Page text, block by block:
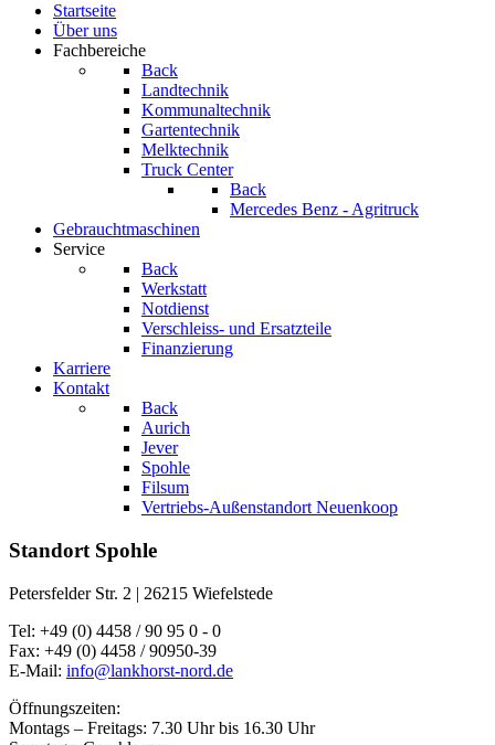
Startseite
Über uns
Fachbereiche
Back
Landtechnik
Kommunaltechnik
Gartentechnik
Melktechnik
Truck Center
Back
Mercedes Benz - Agritruck
Gebrauchtmaschinen
Service
Back
Werkstatt
Notdienst
Verschleiss- und Ersatzteile
Finanzierung
Karriere
Kontakt
Back
Aurich
Jever
Spohle
Filsum
Vertriebs-Außenstandort Neuenkoop
Standort Spohle
Petersfelder Str. 2 | 26215 Wiefelstede
Tel: +49 (0) 4458 / 90 95 0 - 0
Fax: +49 (0) 4458 / 90950-39
E-Mail: info@lankhorst-nord.de
Öffnungszeiten:
Montags – Freitags: 7.30 Uhr bis 16.30 Uhr